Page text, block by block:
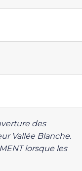
des
Vallée Blanche.
lorsque les